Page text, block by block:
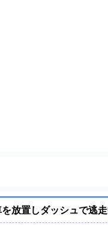
放置しダッシュで逃